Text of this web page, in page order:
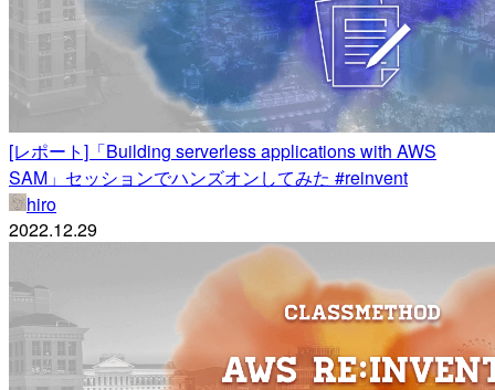
[レポート]「Building serverless applications with AWS
SAM」セッションでハンズオンしてみた #reinvent
hiro
2022.12.29